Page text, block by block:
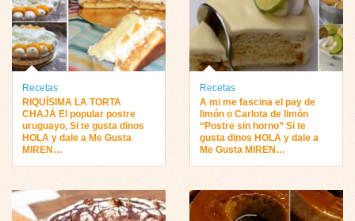
Recetas
RIQUÍSIMA LA TORTA
CHAJÁ El popular postre
uruguayo, Si te gusta dinos
HOLA y dale a Me Gusta
MIREN…
Recetas
A mi me fascina el pay de
limón o Carlota de limón
“Postre sin horno” Si te
gusta dinos HOLA y dale a
Me Gusta MIREN…